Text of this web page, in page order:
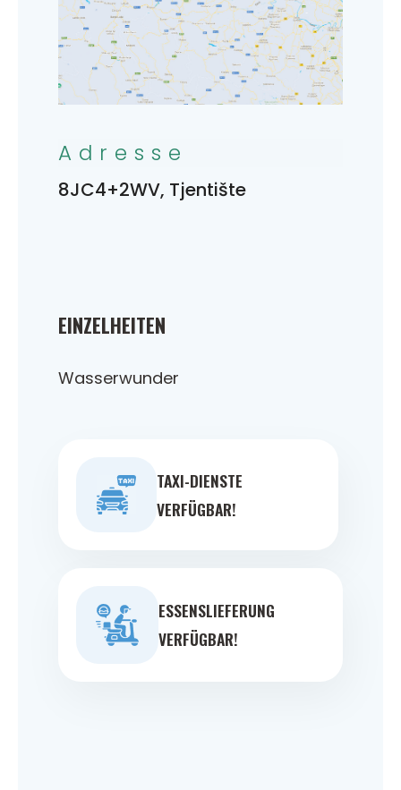
EINZELHEITEN
Wasserwunder
TAXI-DIENSTE
VERFÜGBAR!
ESSENSLIEFERUNG
VERFÜGBAR!
Adresse
8JC4+2WV, Tjentište